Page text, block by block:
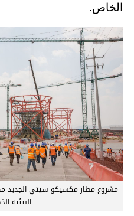
الخاص.
مشروع مطار مكسيكو سيتي الجديد
البيئية